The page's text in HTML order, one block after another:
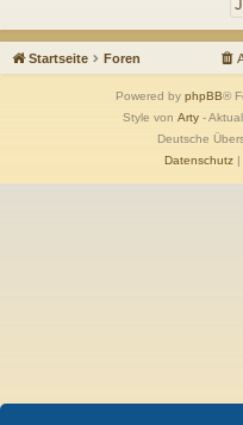
Startseite Foren
Powered by phpBB®
Style von Arty-
Deutsche
Datenschutz|